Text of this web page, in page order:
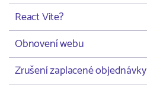
React Vite?
Obnovení webu
Zrušení zaplacené objednávky